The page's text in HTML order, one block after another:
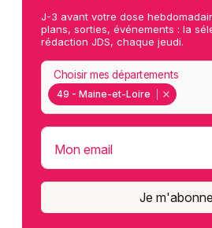
J-3 avant votre dose
plans, sorties, événements : la
rédaction JDS, chaque jeudi.
49 - Maine-et-Loire
Choisir mes départements
Mon email
Je m'abonne